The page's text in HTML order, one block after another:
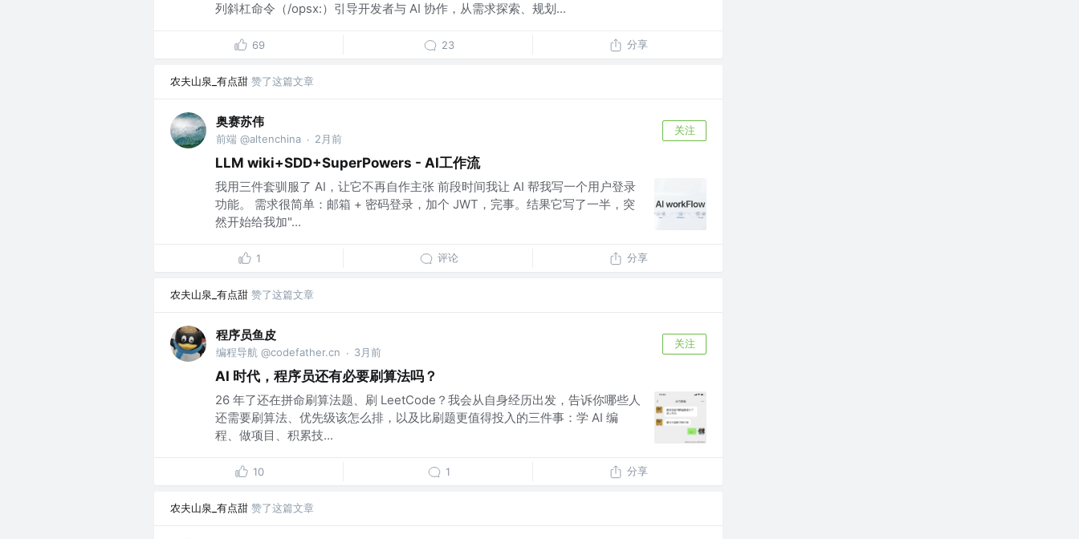
列斜杠命令（/opsx:）引导开发者与 AI 协作，从需求探索、规划...
69 23 分享
农夫山泉_有点甜 赞了这篇文章
奥赛苏伟
前端 @altenchina · 2月前
关注
LLM wiki+SDD+SuperPowers - AI工作流
我用三件套驯服了 AI，让它不再自作主张 前段时间我让 AI 帮我写一个用户登录
功能。 需求很简单：邮箱 + 密码登录，加个 JWT，完事。结果它写了一半，突
然开始给我加"...
1 评论 分享
农夫山泉_有点甜 赞了这篇文章
程序员鱼皮
编程导航 @codefather.cn · 3月前
关注
AI 时代，程序员还有必要刷算法吗？
26 年了还在拼命刷算法题、刷 LeetCode？我会从自身经历出发，告诉你哪些人
还需要刷算法、优先级该怎么排，以及比刷题更值得投入的三件事：学 AI 编
程、做项目、积累技...
10 1 分享
农夫山泉_有点甜 赞了这篇文章